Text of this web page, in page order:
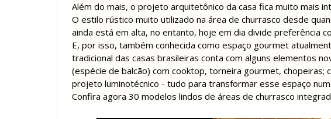
Além do mais, o projeto arquitetônico da casa fica muito mais
O estilo rústico muito utilizado na área de churrasco desde
ainda está em alta, no entanto, hoje em dia divide preferência
E, por isso, também conhecida como espaço gourmet
tradicional das casas brasileiras conta com alguns elementos
(espécie de balcão) com cooktop, torneira gourmet, chopeiras;
projeto luminotécnico - tudo para transformar esse espaço
Confira agora 30 modelos lindos de áreas de churrasco